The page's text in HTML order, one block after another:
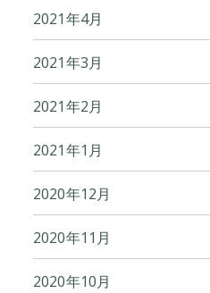
2021年4月
2021年3月
2021年2月
2021年1月
2020年12月
2020年11月
2020年10月